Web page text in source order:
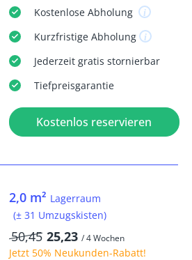
KostenloseAbholung
KurzfristigeAbholung
Jederzeit gratis stornierbar
Tiefpreisgarantie
Kostenlos reservieren
2,0 m² Lagerraum
(± 31 Umzugskisten)
50,45 25,23 / 4 Wochen
Jetzt 50% Neukunden-Rabatt!